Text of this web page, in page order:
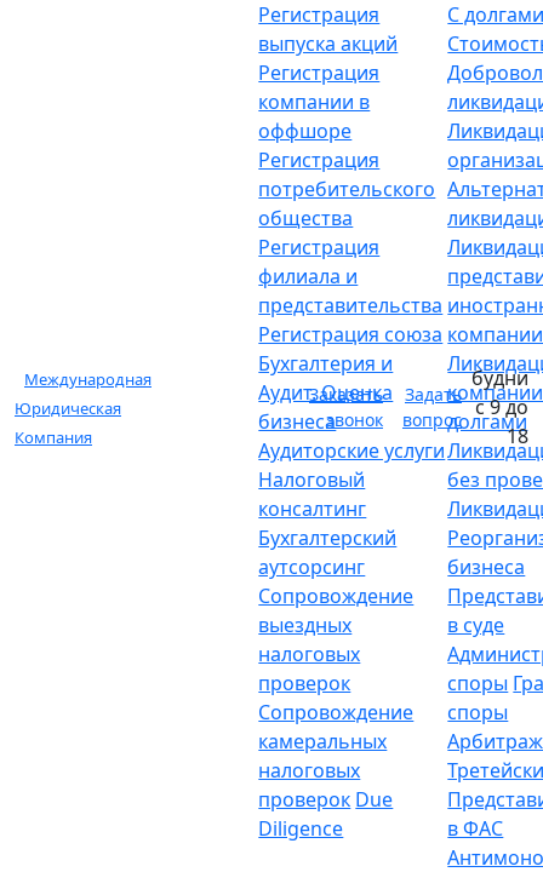
Международная
Юридическая
Компания
Регистрация
выпуска акций
Регистрация
компании в
оффшоре
Регистрация
потребительского
общества
Регистрация
филиала и
представительства
Регистрация союза
Бухгалтерия и
Аудит. Оценка
бизнеса
Аудиторские услуги
Налоговый
консалтинг
Бухгалтерский
аутсорсинг
Сопровождение
выездных
налоговых
проверок
Сопровождение
камеральных
налоговых
проверок Due
Diligence
С
компании
долгами
без
бизнеса
в суде
споры
споры
в ФАС
Заказать
звонок
Задать
вопрос
будни
с 9 до
18